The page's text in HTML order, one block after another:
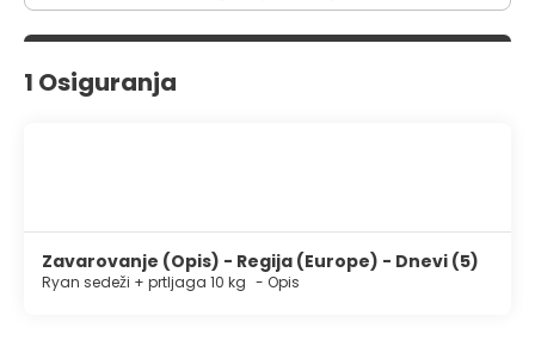
1 Osiguranja
Zavarovanje (Opis) - Regija (Europe) - Dnevi (5)
Ryan sedeži + prtljaga 10 kg - Opis